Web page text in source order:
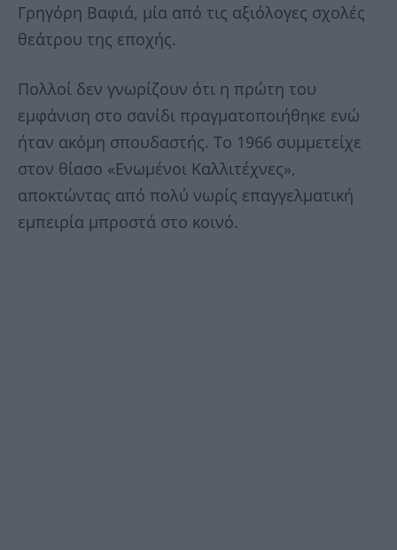
Γρηγόρη Βαφιά, μία από τις αξιόλογες σχολές
θεάτρου της εποχής.
Πολλοί δεν γνωρίζουν ότι η πρώτη του
εμφάνιση στο σανίδι πραγματοποιήθηκε ενώ
ήταν ακόμη σπουδαστής. Το 1966 συμμετείχε
στον θίασο «Ενωμένοι Καλλιτέχνες»,
αποκτώντας από πολύ νωρίς επαγγελματική
εμπειρία μπροστά στο κοινό.